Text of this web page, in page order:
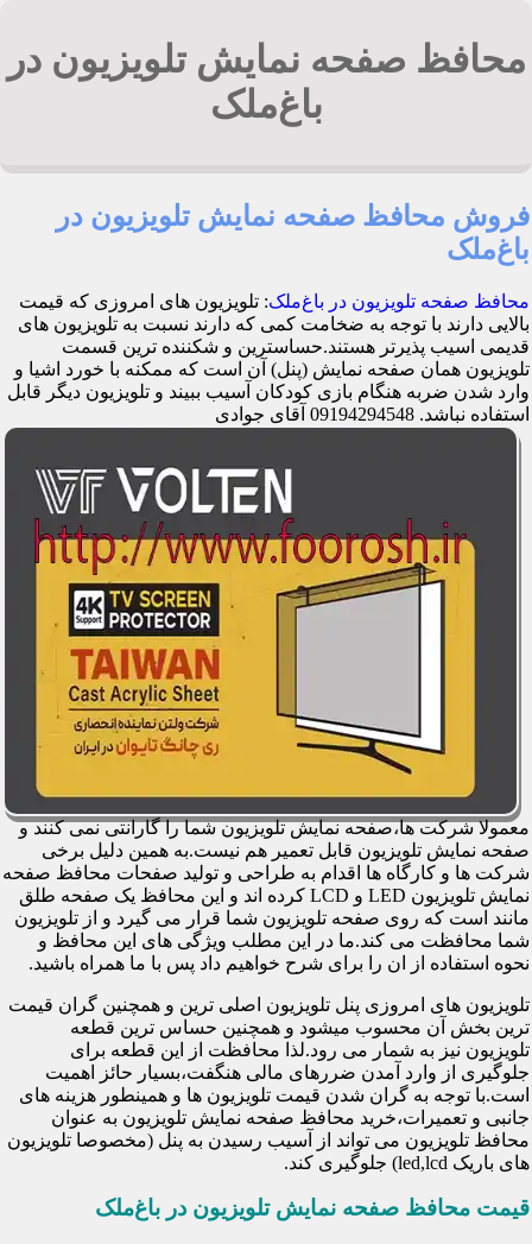
محافظ صفحه نمایش تلویزیون در
باغ‌ملک
فروش محافظ صفحه نمایش تلویزیون در
باغ‌ملک
محافظ صفحه تلویزیون در باغ‌ملک: تلویزیون های امروزی که قیمت
بالایی دارند با توجه به ضخامت کمی که دارند نسبت به تلویزیون های
قدیمی اسیب پذیرتر هستند.حساسترین و شکننده ترین قسمت
تلویزیون همان صفحه نمایش (پنل) آن است که ممکنه با خورد اشیا و
وارد شدن ضربه هنگام بازی کودکان آسیب ببیند و تلویزیون دیگر قابل
استفاده نباشد. 09194294548 آقای جوادی
معمولا شرکت ها،صفحه نمایش تلویزیون شما را گارانتی نمی کنند و
صفحه نمایش تلویزیون قابل تعمیر هم نیست.به همین دلیل برخی
شرکت ها و کارگاه ها اقدام به طراحی و تولید صفحات محافظ صفحه
نمایش تلویزیون LED و LCD کرده اند و این محافظ یک صفحه طلق
مانند است که روی صفحه تلویزیون شما قرار می گیرد و از تلویزیون
شما محافظت می کند.ما در این مطلب ویژگی های این محافظ و
نحوه استفاده از ان را برای شرح خواهیم داد پس با ما همراه باشید.
تلویزیون های امروزی پنل تلویزیون اصلی ترین و همچنین گران قیمت
ترین بخش آن محسوب میشود و همچنین حساس ترین قطعه
تلویزیون نیز به شمار می رود.لذا محافظت از این قطعه برای
جلوگیری از وارد آمدن ضررهای مالی هنگفت،بسیار حائز اهمیت
است.با توجه به گران شدن قیمت تلویزیون ها و همینطور هزینه های
جانبی و تعمیرات،خرید محافظ صفحه نمایش تلویزیون به عنوان
محافظ تلویزیون می تواند از آسیب رسیدن به پنل (مخصوصا تلویزیون
های باریک led,lcd) جلوگیری کند.
قیمت محافظ صفحه نمایش تلویزیون در باغ‌ملک